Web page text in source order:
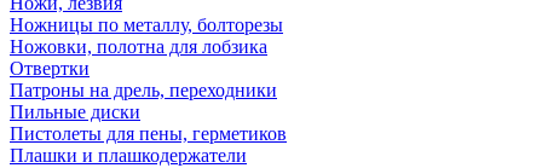
Ножницы по металлу, болторезы
Ножовки, полотна для лобзика
Отвертки
Патроны на дрель, переходники
Пильные диски
Пистолеты для пены, герметиков
Плашки и плашкодержатели